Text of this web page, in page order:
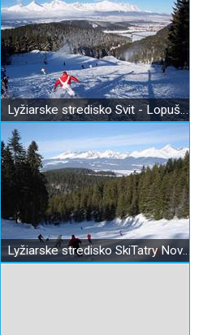
Lyžiarske stredisko Svit - Lopušná dolina
Lyžiarske stredisko SkiTatry Nová Lopušná dolina